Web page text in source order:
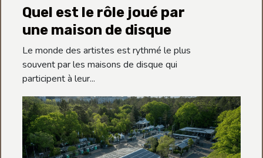
Quel est le rôle joué par
une maison de disque
Le monde des artistes est rythmé le plus
souvent par les maisons de disque qui
participent à leur...